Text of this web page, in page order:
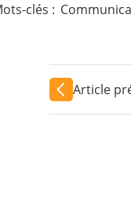
clés :
Article